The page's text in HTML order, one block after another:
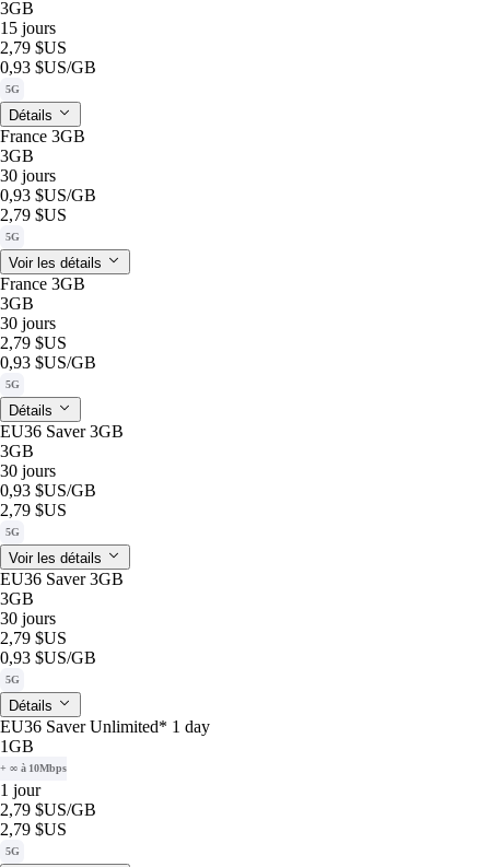
3GB
15 jours
2,79 $US
0,93 $US/GB
5G
Détails
France 3GB
3GB
30 jours
0,93 $US/GB
2,79 $US
5G
Voir les détails
France 3GB
3GB
30 jours
2,79 $US
0,93 $US/GB
5G
Détails
EU36 Saver 3GB
3GB
30 jours
0,93 $US/GB
2,79 $US
5G
Voir les détails
EU36 Saver 3GB
3GB
30 jours
2,79 $US
0,93 $US/GB
5G
Détails
EU36 Saver Unlimited* 1 day
1GB
+ ∞ à 10Mbps
1 jour
2,79 $US/GB
2,79 $US
5G